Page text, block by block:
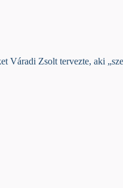
Zsolt tervezte, aki